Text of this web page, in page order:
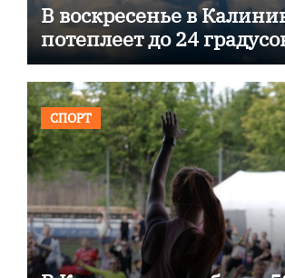
В воскресенье в
потеплеет до 24
СПОРТ